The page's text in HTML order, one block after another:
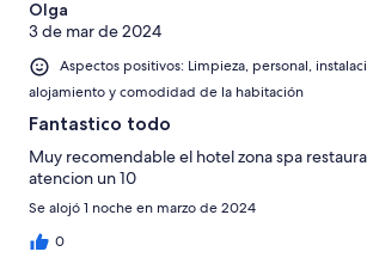
Olga
3 de mar de 2024
Aspectos positivos: Limpieza, personal,
alojamiento y comodidad de la habitación
Fantastico todo
Muy recomendable el hotel zona spa
atencion un 10
Se alojó 1 noche en marzo de 2024
0